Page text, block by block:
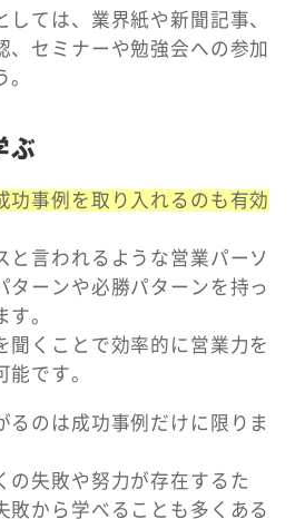
ては、業界紙や新聞記事、
、セミナーや勉強会への参加
ぶ
功事例を取り入れるのも有効
と言われるような営業パーソ
ターンや必勝パターンを持っ
。
聞くことで効率的に営業力を
です。
るのは成功事例だけに限りま
の失敗や努力が存在するた
敗から学べることも多くある